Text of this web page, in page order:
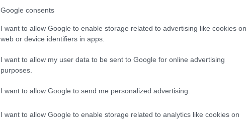
Google consents
I want to allow Google to enable storage related to advertising like cookies on
web or device identifiers in apps.
I want to allow my user data to be sent to Google for online advertising
purposes.
I want to allow Google to send me personalized advertising.
I want to allow Google to enable storage related to analytics like cookies on